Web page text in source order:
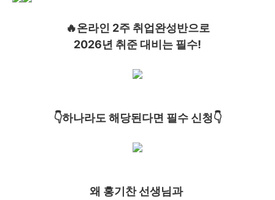
🔥온라인 2주 취업완성반으로
2026년 취준 대비는 필수!
👇하나라도 해당된다면 필수 신청👇
왜 홍기찬 선생님과